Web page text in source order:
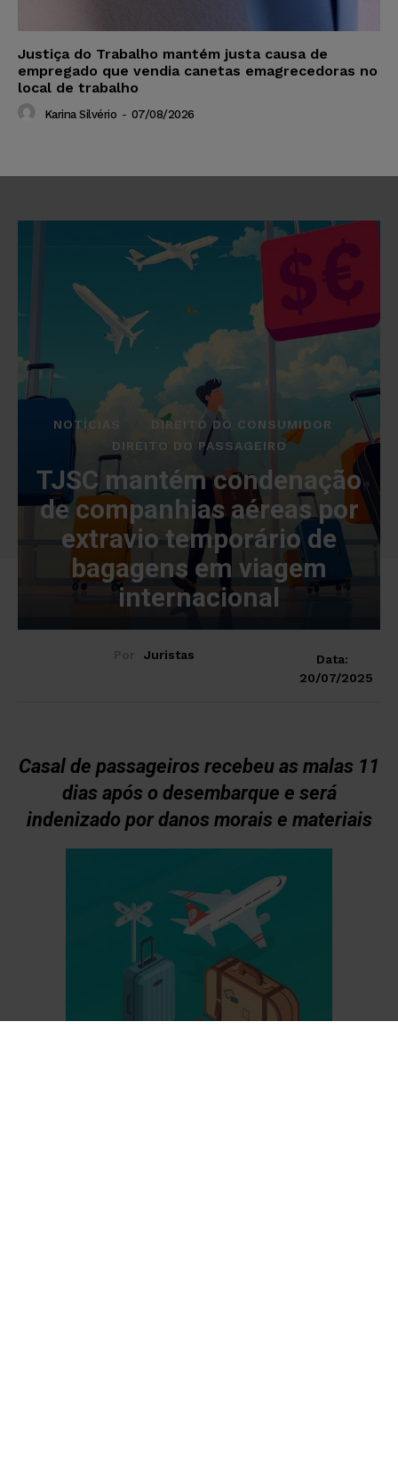
Justiça do Trabalho mantém justa causa de
empregado que vendia canetas emagrecedoras no
local de trabalho
Karina Silvério - 07/08/2026